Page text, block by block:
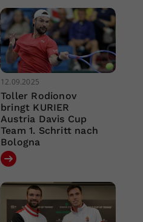
12.09.2025
Toller Rodionov
bringt KURIER
Austria Davis Cup
Team 1. Schritt nach
Bologna